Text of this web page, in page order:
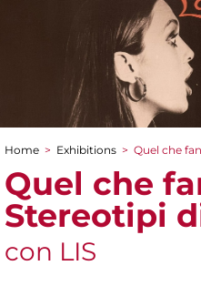
You are here
Home > Exhibitions > Quel che
Quel che
Stereotipi
con LIS